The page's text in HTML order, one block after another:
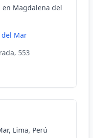
en Magdalena del
Mar
553
Lima, Perú